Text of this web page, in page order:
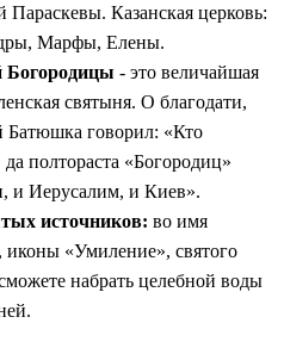
Казанская церковь:
Марфы, Елены.
Богородицы - это величайшая
святыня. О благодати,
Батюшка говорил: «Кто
полтораста «Богородиц»
и Иерусалим, и Киев».
источников: во имя
«Умиление», святого
набрать целебной воды